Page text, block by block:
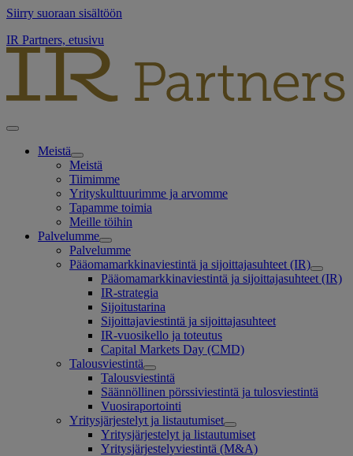
Siirry suoraan sisältöön
IR Partners, etusivu
Meistä
Meistä
Tiimimme
Yrityskulttuurimme ja arvomme
Tapamme toimia
Meille töihin
Palvelumme
Palvelumme
Pääomamarkkinaviestintä ja sijoittajasuhteet (IR)
Pääomamarkkinaviestintä ja sijoittajasuhteet (IR)
IR-strategia
Sijoitustarina
Sijoittajaviestintä ja sijoittajasuhteet
IR-vuosikello ja toteutus
Capital Markets Day (CMD)
Talousviestintä
Talousviestintä
Säännöllinen pörssiviestintä ja tulosviestintä
Vuosiraportointi
Yritysjärjestelyt ja listautumiset
Yritysjärjestelyt ja listautumiset
Yritysjärjestelyviestintä (M&A)